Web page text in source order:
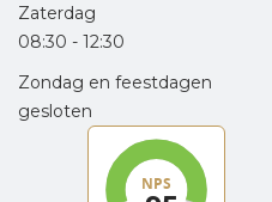
Zaterdag
08:30 - 12:30
Zondag en feestdagen
gesloten